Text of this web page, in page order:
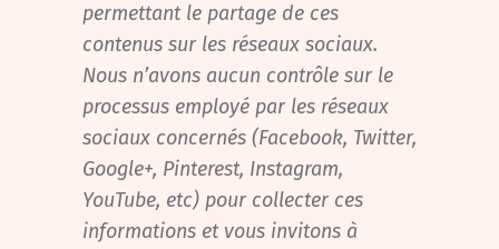
permettant le partage de ces
contenus sur les réseaux sociaux.
Nous n’avons aucun contrôle sur le
processus employé par les réseaux
sociaux concernés (Facebook, Twitter,
Google+, Pinterest, Instagram,
YouTube, etc) pour collecter ces
informations et vous invitons à